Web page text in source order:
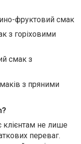
фруктовий смак
з горіховими
смак з
з пряними
не лише
переваг.